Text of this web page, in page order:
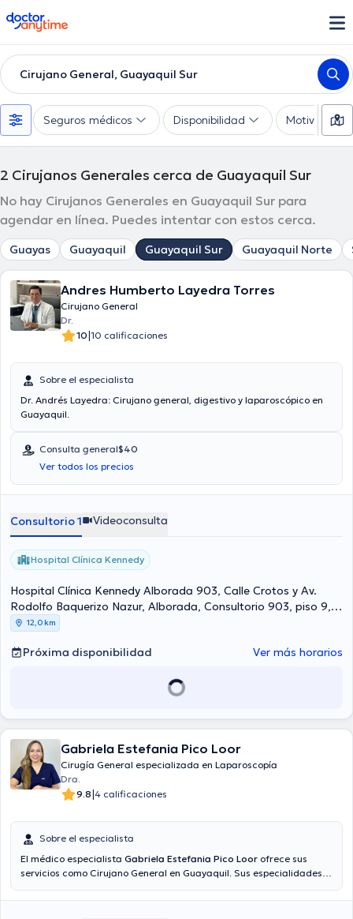
doctoranytime
Cirujano General, Guayaquil Sur
Seguros médicos Disponibilidad Motivo de
2 Cirujanos Generales cerca de Guayaquil Sur
No hay Cirujanos Generales en Guayaquil Sur para
agendar en línea. Puedes intentar con estos cerca.
Guayas Guayaquil Guayaquil Sur Guayaquil Norte
Andres Humberto Layedra Torres
Cirujano General
Dr.
10|10 calificaciones
Sobre el especialista
Dr. Andrés Layedra: Cirujano general, digestivo y laparoscópico en
Guayaquil.
Consulta general$40
Ver todos los precios
Consultorio 1 Videoconsulta
Hospital Clínica Kennedy
Hospital Clínica Kennedy Alborada 903, Calle Crotos y Av.
Rodolfo Baquerizo Nazur, Alborada, Consultorio 903, piso 9,
Guayaquil Norte
12,0 km
Próxima disponibilidad Ver más horarios
Gabriela Estefania Pico Loor
Cirugía General especializada en Laparoscopía
Dra.
9.8|4 calificaciones
Sobre el especialista
El médico especialista Gabriela Estefania Pico Loor ofrece sus
servicios como Cirujano General en Guayaquil. Sus especialidades
Aseguradoras tales como Consulta privada son aceptadas. Algunos